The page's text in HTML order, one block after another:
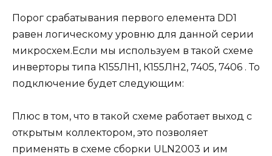
Порог срабатывания первого елемента DD1
равен логическому уровню для данной серии
микросхем. Если мы используем в такой схеме
инверторы типа К155ЛН1, К155ЛН2, 7405, 7406 . То
подключение будет следующим:
Плюс в том, что в такой схеме работает выход с
открытым коллектором, это позволяет
применять в схеме сборки ULN2003 и им